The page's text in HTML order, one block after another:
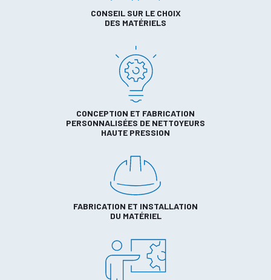
CONSEIL SUR LE CHOIX
DES MATÉRIELS
CONCEPTION ET FABRICATION
PERSONNALISÉES DE NETTOYEURS
HAUTE PRESSION
FABRICATION ET INSTALLATION
DU MATÉRIEL